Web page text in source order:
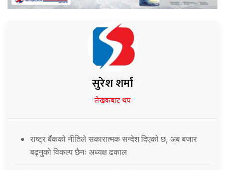
सुरेश शर्मा
लेखकबाट थप
राष्ट्र बैंकको नीतिले सकारात्मक सन्देश दिएको छ, अब बजार
बढ्नुको विकल्प छैनः अध्यक्ष ढकाल